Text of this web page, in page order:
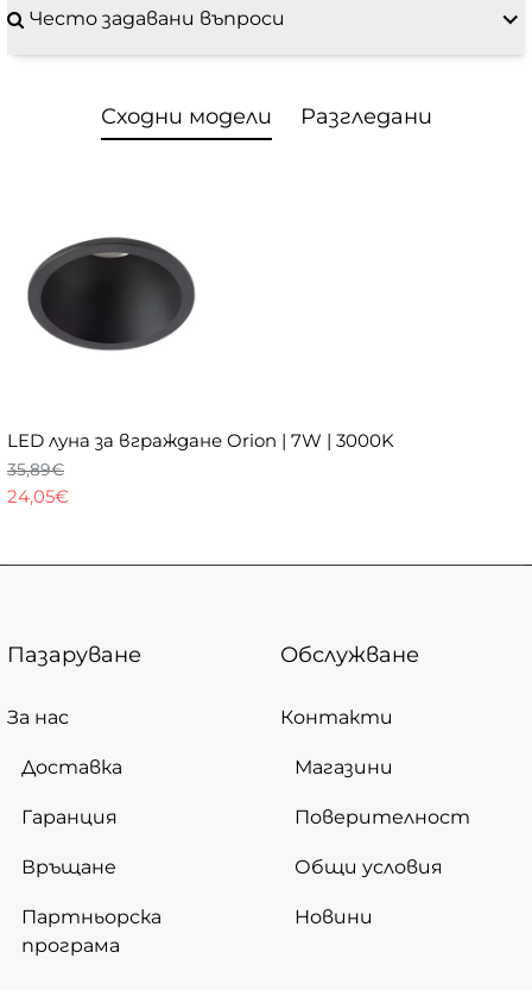
Често задавани въпроси
Сходни модели Разгледани
LED луна за вграждане Orion | 7W | 3000K
24,05€
35,89€
Пазаруване
За нас
Доставка
Гаранция
Връщане
Партньорска
програма
Обслужване
Контакти
Магазини
Поверителност
Общи условия
Новини